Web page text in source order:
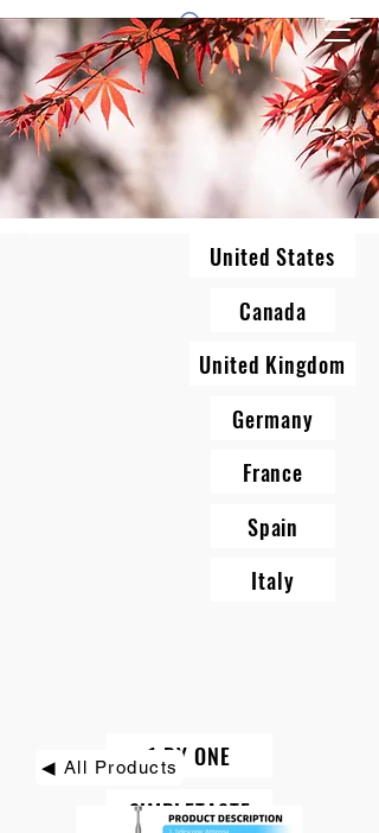
1 by one bros
United States
Canada
United Kingdom
Germany
France
Spain
Italy
1 BY ONE
SIMPLETASTE
◀ All Products